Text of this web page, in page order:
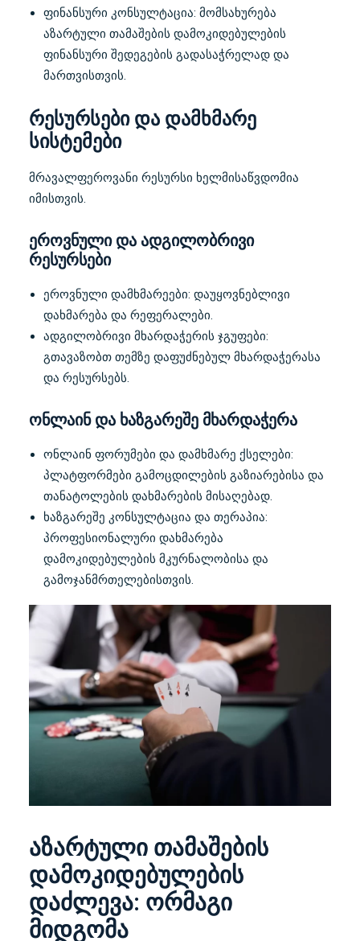
ფინანსური კონსულტაცია: მომსახურება
აზარტული თამაშების დამოკიდებულების
ფინანსური შედეგების გადასაჭრელად და
მართვისთვის.
რესურსები და დამხმარე
სისტემები
მრავალფეროვანი რესურსი ხელმისაწვდომია
იმისთვის.
ეროვნული და ადგილობრივი
რესურსები
ეროვნული დამხმარეები: დაუყოვნებლივი
დახმარება და რეფერალები.
ადგილობრივი მხარდაჭერის ჯგუფები:
გთავაზობთ თემზე დაფუძნებულ მხარდაჭერასა
და რესურსებს.
ონლაინ და ხაზგარეშე მხარდაჭერა
ონლაინ ფორუმები და დამხმარე ქსელები:
პლატფორმები გამოცდილების გაზიარებისა და
თანატოლების დახმარების მისაღებად.
ხაზგარეშე კონსულტაცია და თერაპია:
პროფესიონალური დახმარება
დამოკიდებულების მკურნალობისა და
გამოჯანმრთელებისთვის.
აზარტული თამაშების
დამოკიდებულების
დაძლევა: ორმაგი
მიდგომა